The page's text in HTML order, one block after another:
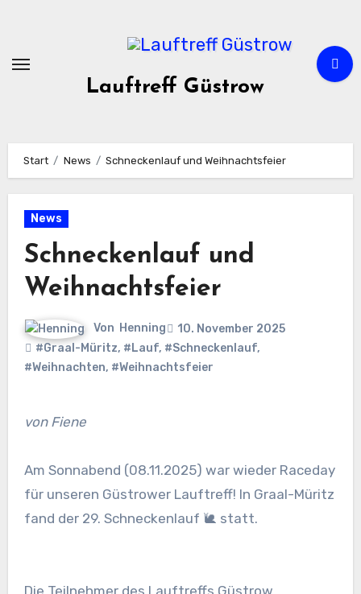
springen
Lauftreff Güstrow
Start News Schneckenlauf und Weihnachtsfeier
News
Schneckenlauf und
Weihnachtsfeier
Von Henning
10. November 2025
#Graal-Müritz, #Lauf, #Schneckenlauf,
#Weihnachten, #Weihnachtsfeier
von Fiene
Am Sonnabend (08.11.2025) war wieder Raceday
für unseren Güstrower Lauftreff! In Graal-Müritz
fand der 29. Schneckenlauf 🐌 statt.
Die Teilnehmer des Lauftreffs Güstrow